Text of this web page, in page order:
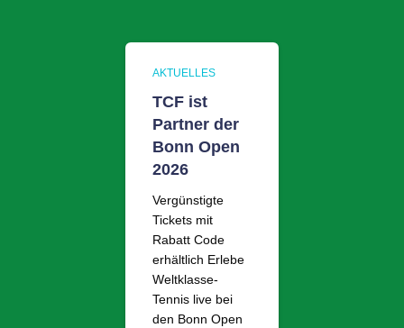
AKTUELLES
TCF ist
Partner der
Bonn Open
2026
Vergünstigte
Tickets mit
Rabatt Code
erhältlich Erlebe
Weltklasse-
Tennis live bei
den Bonn Open